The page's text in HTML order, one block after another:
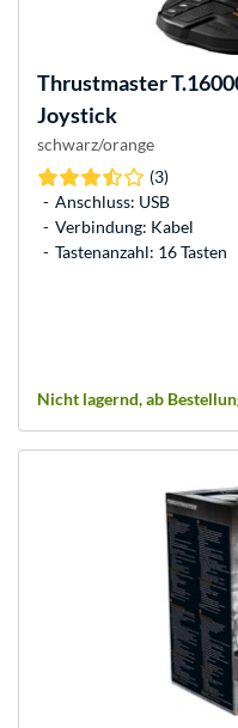
Thrustmaster
Joystick
schwarz/orange
(3)
Anschluss: USB
Verbindung: Kabel
Tastenanzahl: 16 Tasten
Nicht lagernd, ab